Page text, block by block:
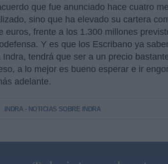
que fue anunciado hace cuatro
sino que ha elevado su cartera
euros, frente a los 1.300 millones
Y es que los Escribano ya
Indra, tendrá que ser a un precio
a lo mejor es bueno esperar e ir
adelante.
INDRA - NOTICIAS SOBRE INDRA